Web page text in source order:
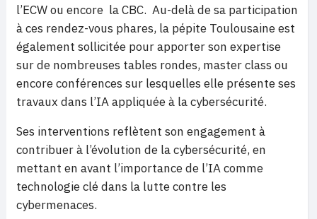
l’ECW ou encore la CBC. Au-delà de sa participation
à ces rendez-vous phares, la pépite Toulousaine est
également sollicitée pour apporter son expertise
sur de nombreuses tables rondes, master class ou
encore conférences sur lesquelles elle présente ses
travaux dans l’IA appliquée à la cybersécurité.
Ses interventions reflètent son engagement à
contribuer à l’évolution de la cybersécurité, en
mettant en avant l’importance de l’IA comme
technologie clé dans la lutte contre les
cybermenaces.